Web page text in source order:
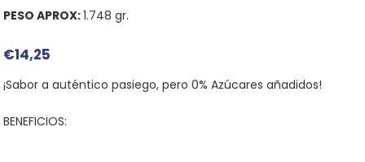
PESO APROX:1.748 gr.
€14,25
¡Sabor a auténtico pasiego, pero 0% Azúcares añadidos!
BENEFICIOS: